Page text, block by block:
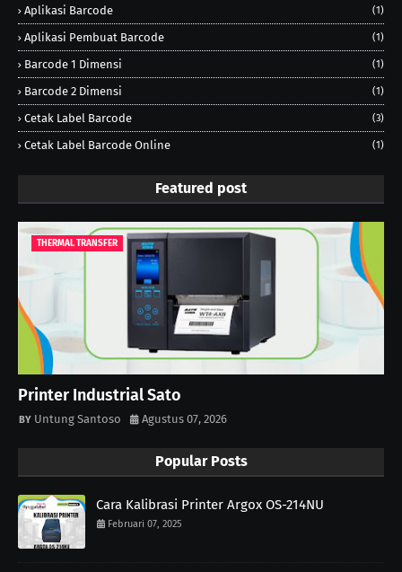
Aplikasi Barcode (1)
Aplikasi Pembuat Barcode (1)
Barcode 1 Dimensi (1)
Barcode 2 Dimensi (1)
Cetak Label Barcode (3)
Cetak Label Barcode Online (1)
Featured post
THERMAL TRANSFER
Printer Industrial Sato
Untung Santoso Agustus 07, 2026
Popular Posts
Cara Kalibrasi Printer Argox OS-214NU
Februari 07, 2025